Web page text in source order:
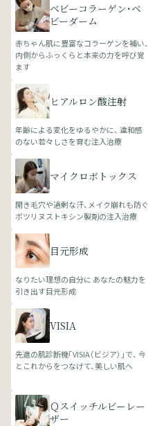
ベビーコラーゲン・ベ
ビーダーム
赤ちゃん肌に豊富なコラーゲンを補い、
内側からふっくらと本来の力を呼び覚
ます
ヒアルロン酸注射
年齢による変化をゆるやかに、 違和感
のない若々しさを育む注入治療
マイクロボトックス
開き毛穴や過剰な汗、メイク崩れも防ぐ
ボツリヌストキシン製剤の注入治療
目元形成
なりたい理想の自分に あなたの魅力を
引き出す目元形成
VISIA
先進の肌診断機「VISIA（ビジア）」で、 今
とこれからをつなげて、美しい肌へ
Ｑスイッチルビーレー
ザー